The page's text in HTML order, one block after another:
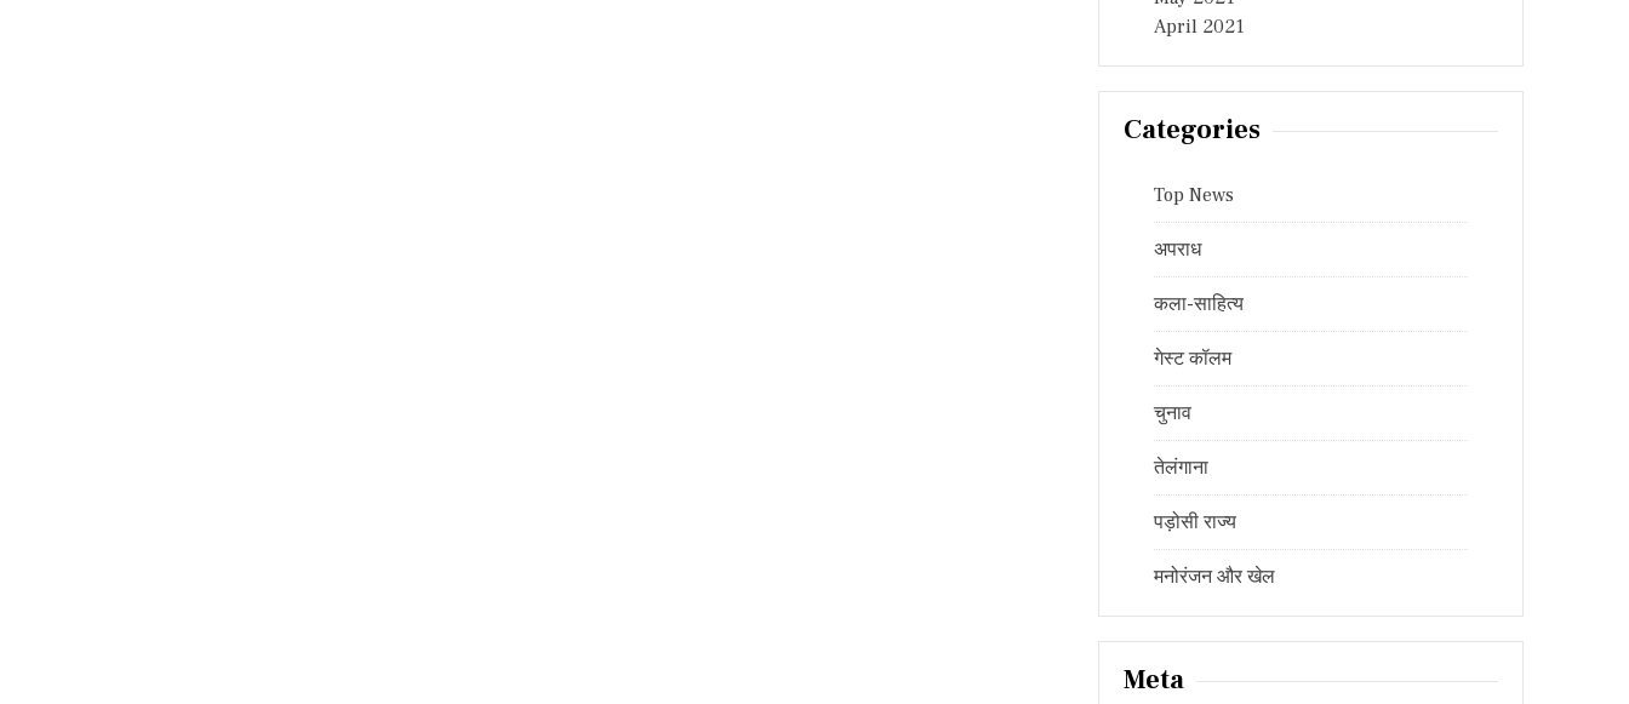
April 2021
Categories
Top News
अपराध
कला-साहित्य
गेस्ट कॉलम
चुनाव
तेलंगाना
पड़ोसी राज्य
मनोरंजन और खेल
Meta